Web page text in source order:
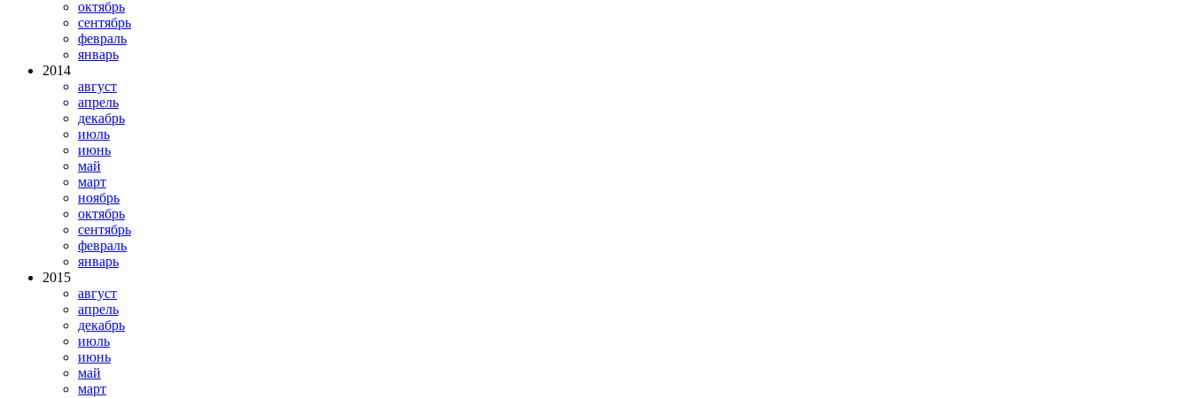
октябрь
сентябрь
февраль
январь
2014
август
апрель
декабрь
июль
июнь
май
март
ноябрь
октябрь
сентябрь
февраль
январь
2015
август
апрель
декабрь
июль
июнь
май
март